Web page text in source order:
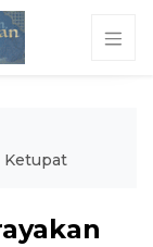
Ketupat